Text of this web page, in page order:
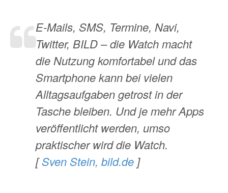
E-Mails, SMS, Termine, Navi,
Twitter, BILD – die Watch macht
die Nutzung komfortabel und das
Smartphone kann bei vielen
Alltagsaufgaben getrost in der
Tasche bleiben. Und je mehr Apps
veröffentlicht werden, umso
praktischer wird die Watch.
[Sven Stein, bild.de ]